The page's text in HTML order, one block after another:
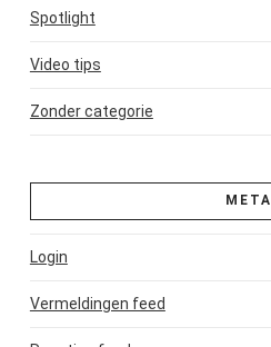
Spotlight
Video tips
Zonder categorie
META
Login
Vermeldingen feed